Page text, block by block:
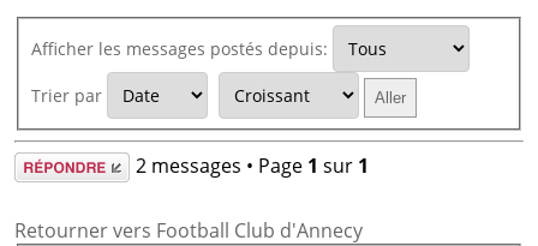
Afficher les messages postés depuis:
Trier par
Répondre 2 messages • Page 1 sur 1
Retourner vers Football Club d'Annecy